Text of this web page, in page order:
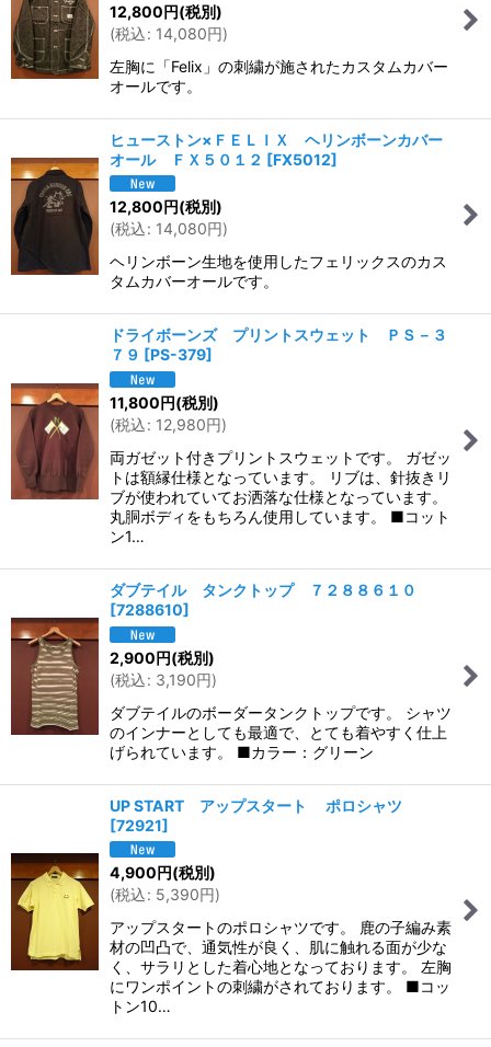
12,800円(税別)
(税込: 14,080円)
左胸に「Felix」の刺繍が施されたカスタムカバー
オールです。
ヒューストン×ＦＥＬＩＸ ヘリンボーンカバー
オール ＦＸ５０１２ [FX5012]
12,800円(税別)
(税込: 14,080円)
ヘリンボーン生地を使用したフェリックスのカス
タムカバーオールです。
ドライボーンズ プリントスウェット ＰＳ－３
７９ [PS-379]
11,800円(税別)
(税込: 12,980円)
両ガゼット付きプリントスウェットです。 ガゼッ
トは額縁仕様となっています。 リブは、針抜きリ
ブが使われていてお洒落な仕様となっています。
丸胴ボディをもちろん使用しています。 ■コット
ン1…
ダブテイル タンクトップ ７２８８６１０
[7288610]
2,900円(税別)
(税込: 3,190円)
ダブテイルのボーダータンクトップです。 シャツ
のインナーとしても最適で、とても着やすく仕上
げられています。 ■カラー：グリーン
UP START アップスタート ポロシャツ
[72921]
4,900円(税別)
(税込: 5,390円)
アップスタートのポロシャツです。 鹿の子編み素
材の凹凸で、通気性が良く、肌に触れる面が少な
く、サラリとした着心地となっております。 左胸
にワンポイントの刺繍がされております。 ■コッ
トン10…